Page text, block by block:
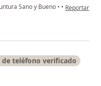
Sano y Bueno • • en opinión
Reportar
de teléfono verificado